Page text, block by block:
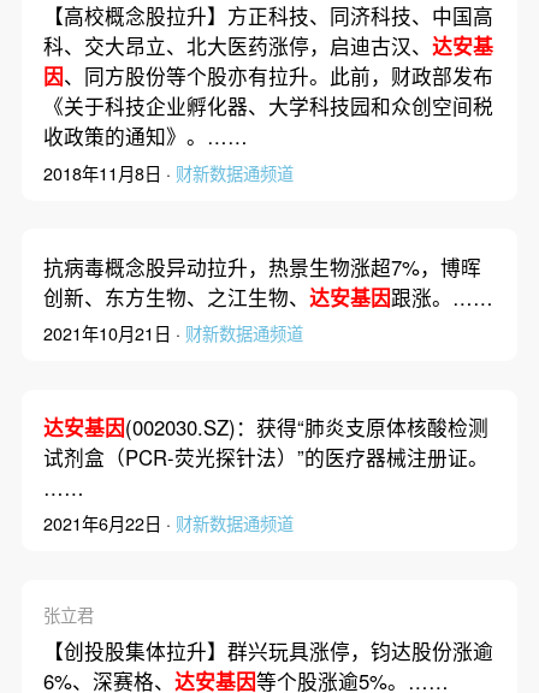
【高校概念股拉升】方正科技、同济科技、中国高
科、交大昂立、北大医药涨停，启迪古汉、 达安基
因、同方股份等个股亦有拉升。此前，财政部发布
《关于科技企业孵化器、大学科技园和众创空间税
收政策的通知》。……
2018年11月8日 · 财新数据通频道
抗病毒概念股异动拉升，热景生物涨超7%，博晖
创新、东方生物、之江生物、 达安基因跟涨。……
2021年10月21日 · 财新数据通频道
达安基因(002030.SZ)：获得“肺炎支原体核酸检测
试剂盒（PCR-荧光探针法）”的医疗器械注册证。
……
2021年6月22日 · 财新数据通频道
张立君
【创投股集体拉升】群兴玩具涨停，钧达股份涨逾
6%、深赛格、 达安基因等个股涨逾5%。……